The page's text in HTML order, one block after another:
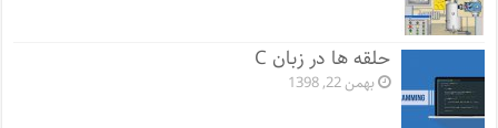
حلقه ها در زبان C
بهمن 22, 1398